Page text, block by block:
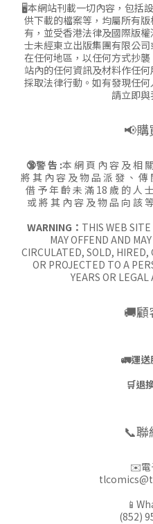
🖥本網站刊載一切內容，包括
供下載的檔案等，均屬所有
有，並受香港法律及國際版
士未經東立出版集團有限公
在任何地區，以任何方式抄
站內的任何資訊及材料作任
採取法律行動。如有發現任
請立即與
📢購
🔞警 告 :本 網 頁 內 容 及 相
將 其 內 容 及 物 品 派 發 、 傳
借 予 年 齡 未 滿 18 歲 的 人
或 將 其 內 容 及 物 品 向 該
WARNING： THIS WEB
MAY OFFEND AND
CIRCULATED, SOLD, HIRED,
OR PROJECTED TO A
YEARS OR LEGAL
🚚顧
🚛運送
🛒退
📞聯
✉️電
(852)